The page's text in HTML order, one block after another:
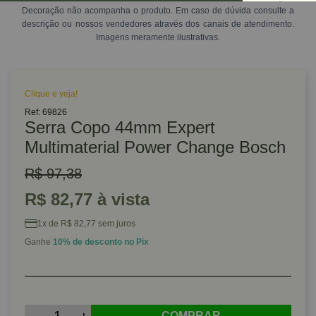
Decoração não acompanha o produto. Em caso de dúvida consulte a
descrição ou nossos vendedores através dos canais de atendimento.
Imagens meramente ilustrativas.
Clique e veja!
Ref: 69826
Serra Copo 44mm Expert
Multimaterial Power Change Bosch
R$ 97,38
R$ 82,77 à vista
1x de R$ 82,77 sem juros
Ganhe 10% de desconto no Pix